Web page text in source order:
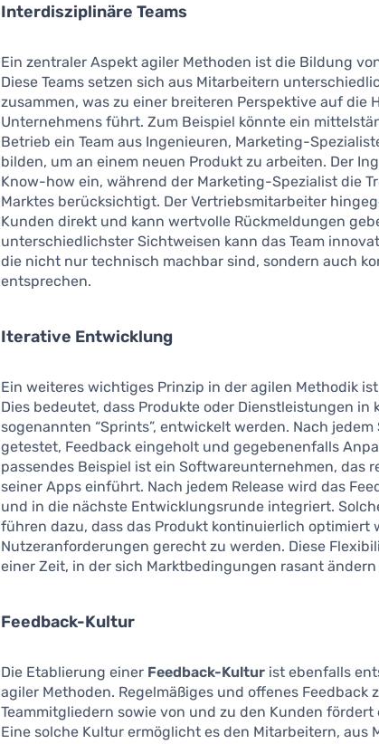
Interdisziplinäre Teams
Ein zentraler Aspekt agiler Methoden ist die Bildung
Diese Teams setzen sich aus Mitarbeitern
zusammen, was zu einer breiteren Perspektive auf die
Unternehmens führt. Zum Beispiel könnte ein
Betrieb ein Team aus Ingenieuren, Marketing-
bilden, um an einem neuen Produkt zu arbeiten. Der
Know-how ein, während der Marketing-Spezialist die
Marktes berücksichtigt. Der Vertriebsmitarbeiter
Kunden direkt und kann wertvolle Rückmeldungen
unterschiedlichster Sichtweisen kann das Team
die nicht nur technisch machbar sind, sondern auch
entsprechen.
Iterative Entwicklung
Ein weiteres wichtiges Prinzip in der agilen Methodik
Dies bedeutet, dass Produkte oder Dienstleistungen in
sogenannten “Sprints”, entwickelt werden. Nach
getestet, Feedback eingeholt und gegebenenfalls
passendes Beispiel ist ein Softwareunternehmen, das
seiner Apps einführt. Nach jedem Release wird das
und in die nächste Entwicklungsrunde integriert.
führen dazu, dass das Produkt kontinuierlich optimiert
Nutzeranforderungen gerecht zu werden. Diese
einer Zeit, in der sich Marktbedingungen rasant ändern
Feedback-Kultur
Die Etablierung einer Feedback-Kultur ist ebenfalls
agiler Methoden. Regelmäßiges und offenes Feedback
Teammitgliedern sowie von und zu den Kunden
Eine solche Kultur ermöglicht es den Mitarbeitern, aus